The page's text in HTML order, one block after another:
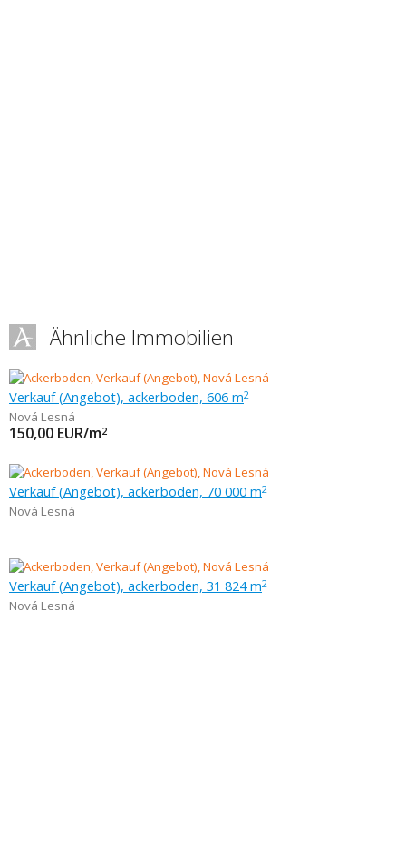
Ähnliche Immobilien
Verkauf (Angebot), ackerboden, 606 m2
Nová Lesná
150,00 EUR/m2
Verkauf (Angebot), ackerboden, 70 000 m2
Nová Lesná
Verkauf (Angebot), ackerboden, 31 824 m2
Nová Lesná